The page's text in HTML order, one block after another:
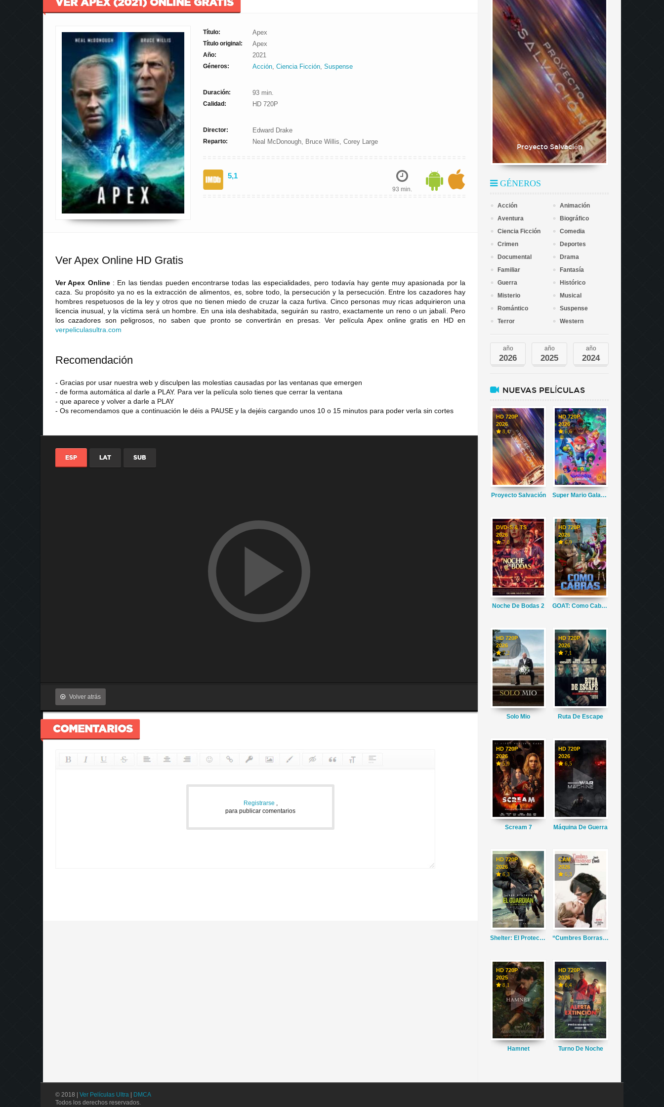
Título: Apex
Título original: Apex
Año: 2021
Géneros: Acción, Ciencia Ficción, Suspense
Duración: 93 min.
Calidad: HD 720P
Director: Edward Drake
Reparto: Neal McDonough, Bruce Willis, Corey Large
5,1
93 min.
Ver Apex Online HD Gratis
Ver Apex Online : En las tiendas pueden encontrarse todas las especialidades, pero todavía hay gente muy apasionada por la
caza. Su propósito ya no es la extracción de alimentos, es, sobre todo, la persecución y la persecución. Entre los cazadores hay
hombres respetuosos de la ley y otros que no tienen miedo de cruzar la caza furtiva. Cinco personas muy ricas adquirieron una
licencia inusual, y la víctima será un hombre. En una isla deshabitada, seguirán su rastro, exactamente un reno o un jabalí. Pero
los cazadores son peligrosos, no saben que pronto se convertirán en presas. Ver película Apex online gratis en HD en
verpeliculasultra com
Recomendación
- Gracias por usar nuestra web y disculpen las molestias causadas por las ventanas que emergen
- de forma automática al darle a PLAY. Para ver la película solo tienes que cerrar la ventana
- que aparece y volver a darle a PLAY
- Os recomendamos que a continuación le déis a PAUSE y la dejéis cargando unos 10 o 15 minutos para poder verla sin cortes
ESP LAT SUB
Volver atrás
COMENTARIOS
Registrarse ,
para publicar comentarios
Proyecto Salvación
GÉNEROS
Acción
Animación
Aventura
Biográfico
Ciencia Ficción
Comedia
Crimen
Deportes
Documental
Drama
Familiar
Fantasía
Guerra
Histórico
Misterio
Musical
Romántico
Suspense
Terror
Western
año
2026
año
2025
año
2024
NUEVAS PELÍCULAS
HD 720P
2026
8,4
Proyecto Salvación
HD 720P
2026
6,6
Super Mario Galaxy La Película
DVD-S & TS
2026
7,0
Noche De Bodas 2
HD 720P
2026
6,9
GOAT: Como Cabras
HD 720P
2026
7,2
Solo Mio
HD 720P
2026
7,1
Ruta De Escape
HD 720P
2026
5,9
Scream 7
HD 720P
2026
6,5
Máquina De Guerra
HD 720P
2026
6,3
Shelter: El Protector
CAM
2026
6,3
“Cumbres Borrascosas”
HD 720P
2025
8,1
Hamnet
HD 720P
2026
6,4
Turno De Noche
© 2018 | Ver Películas Ultra
DMCA
Todos los derechos reservados.